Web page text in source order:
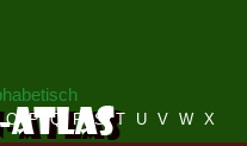
O P Q R S T U V W X